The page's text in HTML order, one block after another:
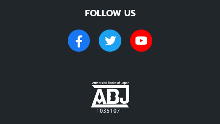
FOLLOW US